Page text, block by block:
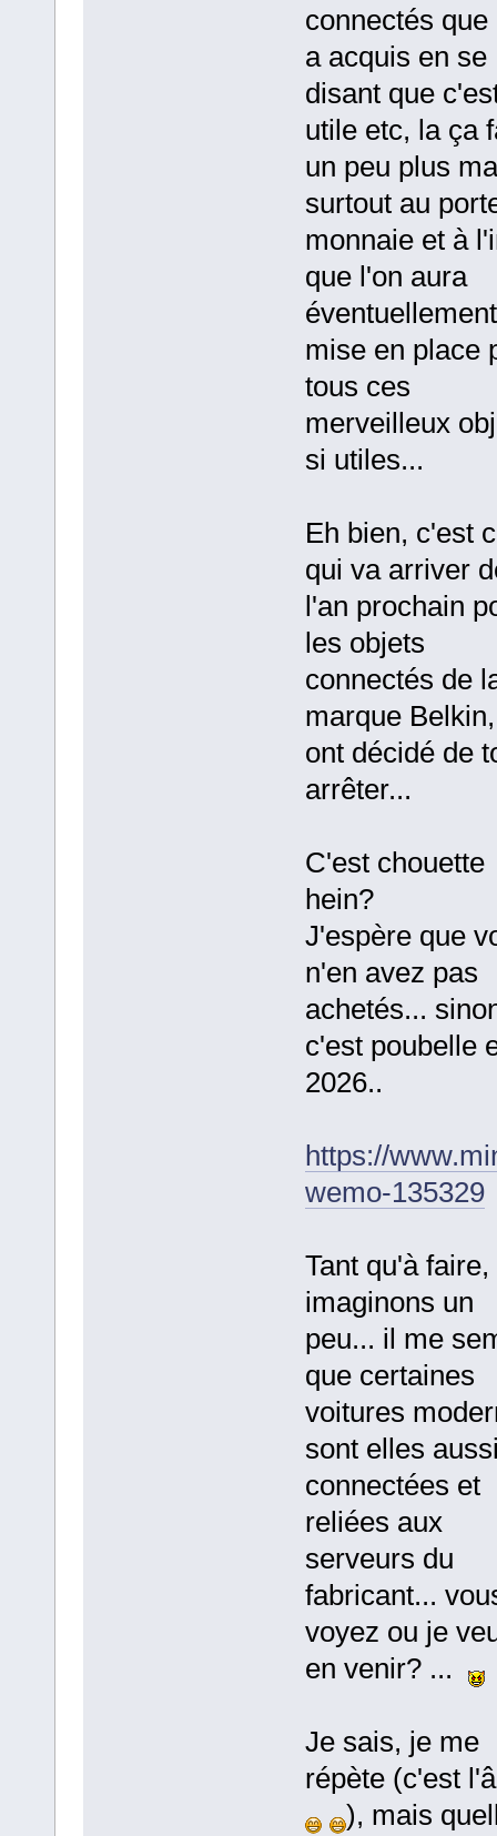
connectés que
a acquis en se
disant que
utile etc, la ça
un peu plus
surtout au
monnaie et à
que l'on aura
éventuellement
mise en place
tous ces
merveilleux
si utiles...
Eh bien, c'est
qui va arriver
l'an prochain
les objets
connectés de
marque
ont décidé de
arrêter...
C'est chouette
hein?
J'espère que
n'en avez pas
achetés...
c'est poubelle
2026..
https://
wemo-135329
Tant qu'à faire,
imaginons un
peu... il me
que certaines
voitures
sont elles
connectées et
reliées aux
serveurs du
fabricant...
voyez ou je
en venir? ...
Je sais, je me
répète (c'est
), mais